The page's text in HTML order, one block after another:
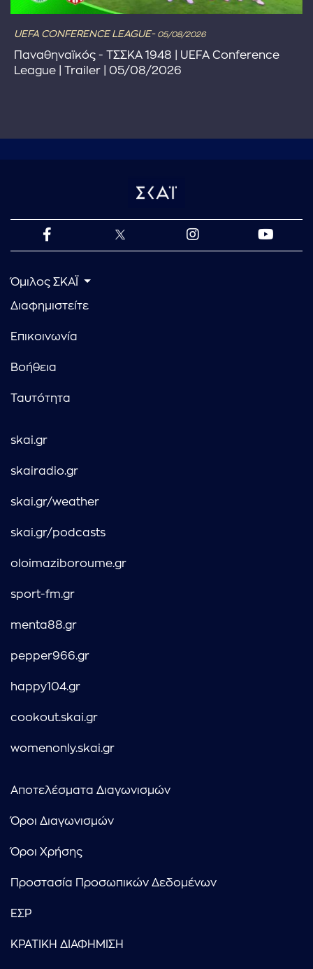
UEFA CONFERENCE LEAGUE- 05/08/2026
Παναθηναϊκός - ΤΣΣΚΑ 1948 | UEFA Conference
League | Trailer | 05/08/2026
Όμιλος ΣΚΑΪ
Διαφημιστείτε
Επικοινωνία
Βοήθεια
Ταυτότητα
skai.gr
skairadio.gr
skai.gr/weather
skai.gr/podcasts
oloimaziboroume.gr
sport-fm.gr
menta88.gr
pepper966.gr
happy104.gr
cookout.skai.gr
womenonly.skai.gr
Αποτελέσματα Διαγωνισμών
Όροι Διαγωνισμών
Όροι Χρήσης
Προστασία Προσωπικών Δεδομένων
ΕΣΡ
ΚΡΑΤΙΚΗ ΔΙΑΦΗΜΙΣΗ